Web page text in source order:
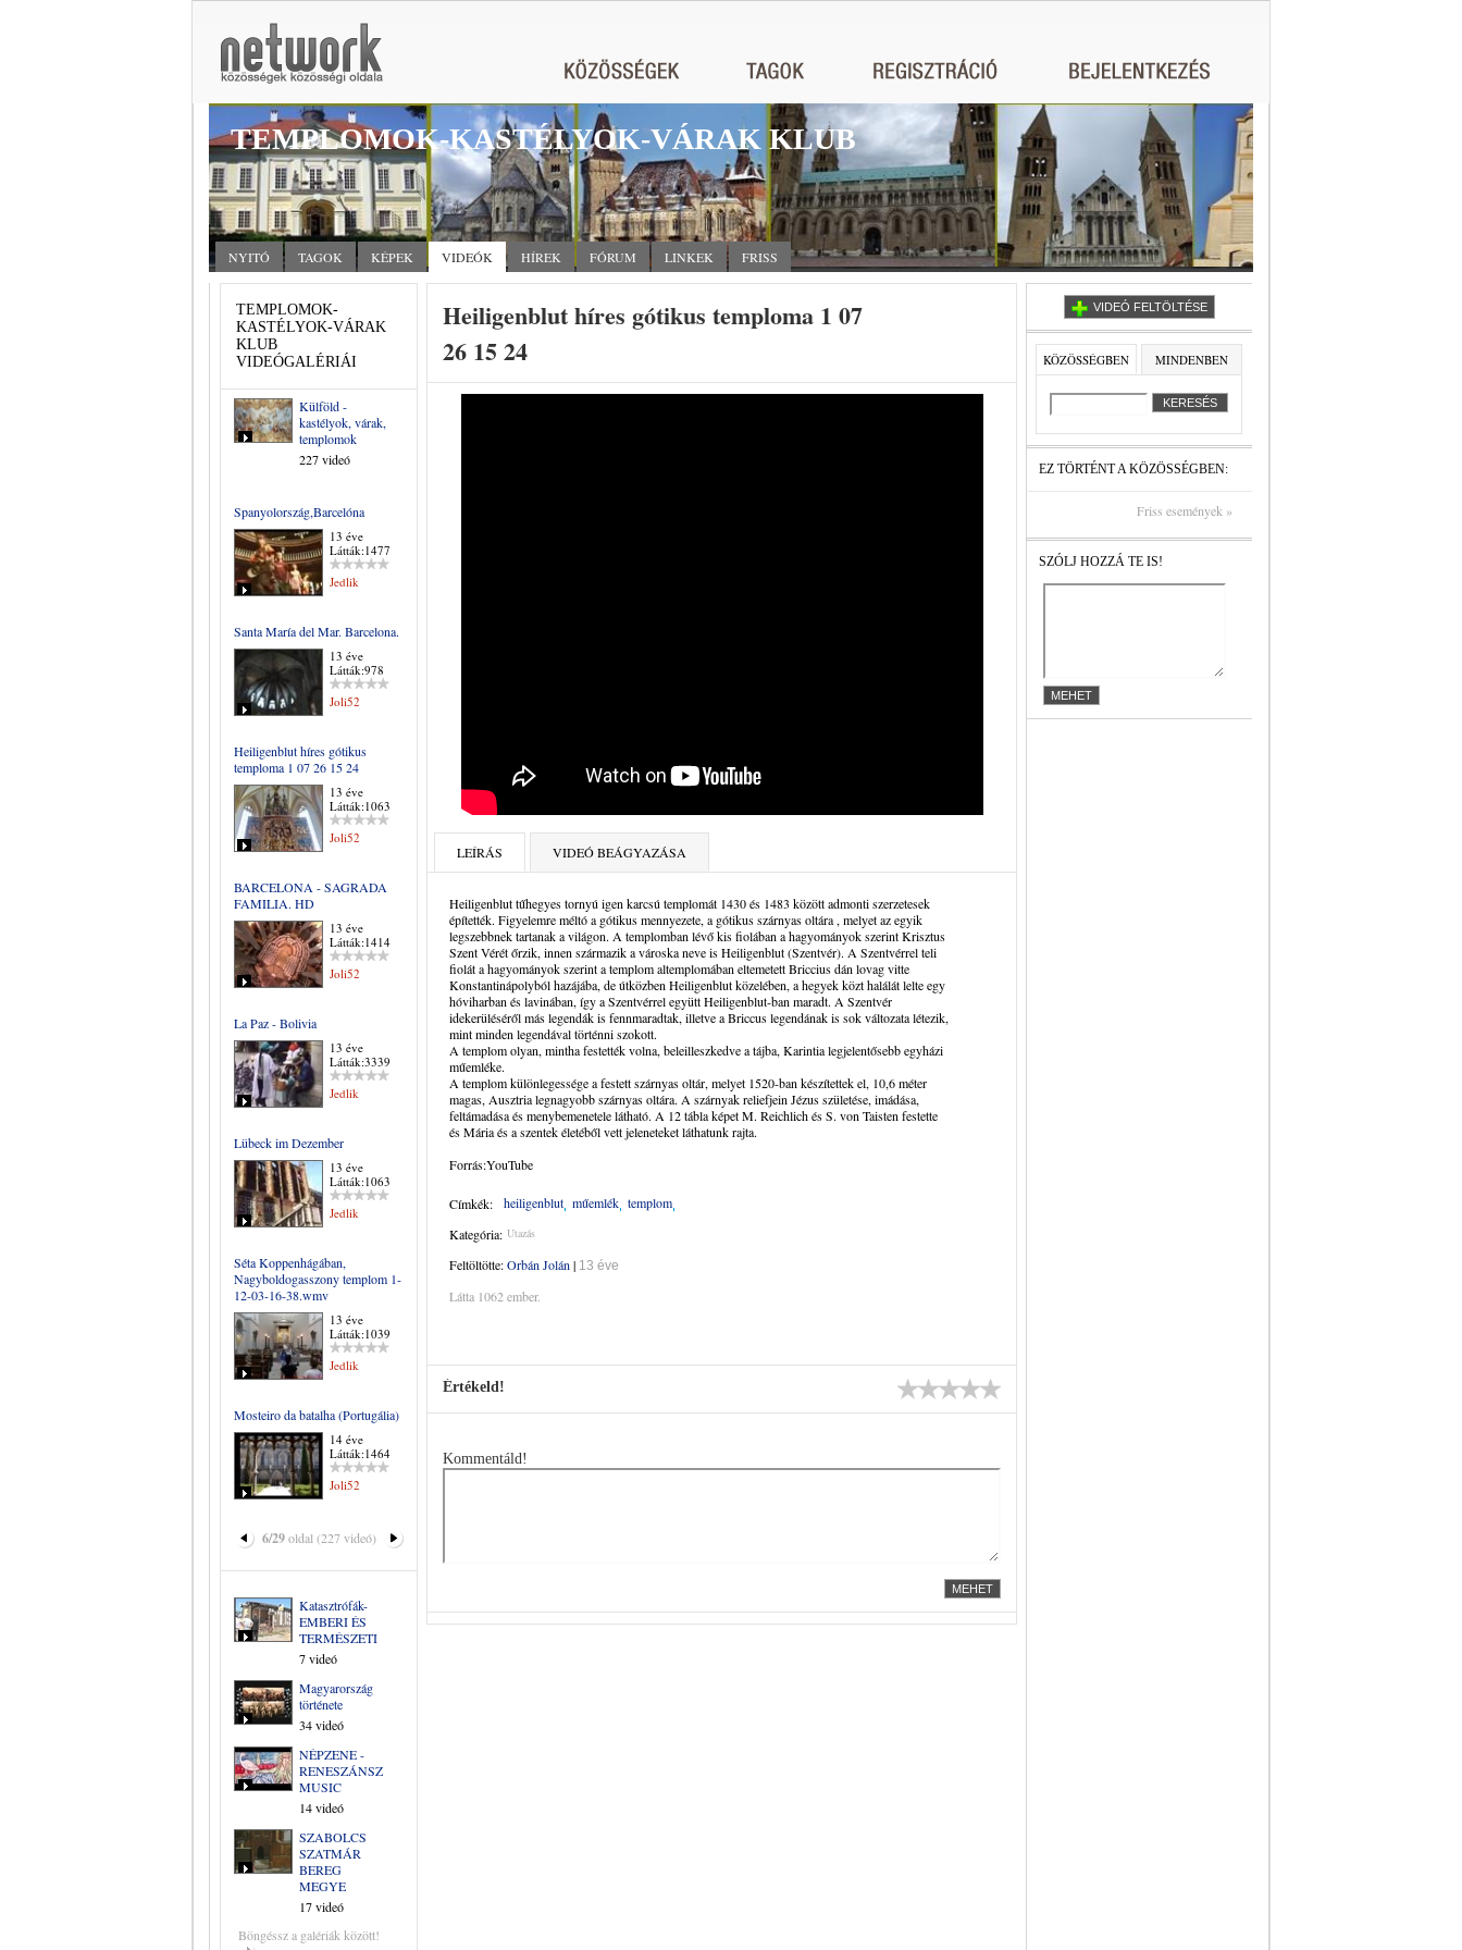
TEMPLOMOK-KASTÉLYOK-VÁRAK KLUB
NYITÓ TAGOK KÉPEK VIDEÓK HÍREK FÓRUM LINKEK FRISS
TEMPLOMOK-
KASTÉLYOK-VÁRAK
KLUB
VIDEÓGALÉRIÁI
Külföld -
kastélyok, várak,
templomok
227 videó
Spanyolország,Barcelóna
13 éve
Látták:1477
Jedlik
Santa María del Mar. Barcelona.
13 éve
Látták:978
Joli52
Heiligenblut híres gótikus
temploma 1 07 26 15 24
13 éve
Látták:1063
Joli52
BARCELONA - SAGRADA
FAMILIA. HD
13 éve
Látták:1414
Joli52
La Paz - Bolivia
13 éve
Látták:3339
Jedlik
Lübeck im Dezember
13 éve
Látták:1063
Jedlik
Séta Koppenhágában,
Nagyboldogasszony templom 1-
12-03-16-38.wmv
13 éve
Látták:1039
Jedlik
Mosteiro da batalha (Portugália)
14 éve
Látták:1464
Joli52
6/29oldal (227 videó)
Katasztrófák-
EMBERI ÉS
TERMÉSZETI
7 videó
Magyarország
története
34 videó
NÉPZENE -
RENESZÁNSZ
MUSIC
14 videó
SZABOLCS
SZATMÁR
BEREG
MEGYE
17 videó
Böngéssz a galériák között!
Heiligenblut híres gótikus temploma 1 07
26 15 24
LEÍRÁS VIDEÓ BEÁGYAZÁSA
Heiligenblut tűhegyes tornyú igen karcsú templomát 1430 és 1483 között admonti szerzetesek
építették. Figyelemre méltó a gótikus mennyezete, a gótikus szárnyas oltára , melyet az egyik
legszebbnek tartanak a világon. A templomban lévő kis fiolában a hagyományok szerint Krisztus
Szent Vérét őrzik, innen származik a városka neve is Heiligenblut (Szentvér). A Szentvérrel teli
fiolát a hagyományok szerint a templom altemplomában eltemetett Briccius dán lovag vitte
Konstantinápolyból hazájába, de útközben Heiligenblut közelében, a hegyek közt halálát lelte egy
hóviharban és lavinában, így a Szentvérrel együtt Heiligenblut-ban maradt. A Szentvér
idekerüléséről más legendák is fennmaradtak, illetve a Briccus legendának is sok változata létezik,
mint minden legendával történni szokott.
A templom olyan, mintha festették volna, beleilleszkedve a tájba, Karintia legjelentősebb egyházi
műemléke.
A templom különlegessége a festett szárnyas oltár, melyet 1520-ban készítettek el, 10,6 méter
magas, Ausztria legnagyobb szárnyas oltára. A szárnyak reliefjein Jézus születése, imádása,
feltámadása és menybemenetele látható. A 12 tábla képet M. Reichlich és S. von Taisten festette
és Mária és a szentek életéből vett jeleneteket láthatunk rajta.
Forrás:YouTube
Címkék: heiligenblut műemlék templom
Kategória: Utazás
Feltöltötte:Orbán Jolán | 13 éve
Látta 1062 ember.
Értékeld!
Kommentáld!
VIDEÓ FELTÖLTÉSE
KÖZÖSSÉGBEN MINDENBEN
EZ TÖRTÉNT A KÖZÖSSÉGBEN:
Friss események »
SZÓLJ HOZZÁ TE IS!